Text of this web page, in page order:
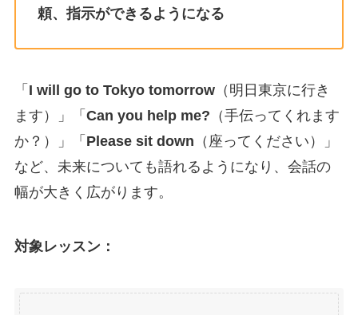
頼、指示ができるようになる
「 I will go to Tokyo tomorrow（明日東京に行き
ます）」「 Can you help me? （手伝ってくれます
か？）」「 Please sit down （座ってください）」
など、未来についても語れるようになり、会話の
幅が大きく広がります。
対象レッスン：